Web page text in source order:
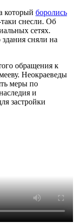
который боролись
снесли. Об
сетях.
сняли на
обращения к
Неокраеведы
меры по
и
застройки